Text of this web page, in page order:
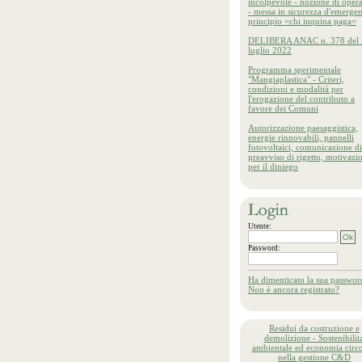
- messa in sicurezza
principio =chi inquina paga=
DELIBERA ANAC n. 378 del
luglio 2022
Programma sperimentale
"Mangiaplastica" - Criteri,
condizioni e modalità per
l'erogazione del contributo a
favore dei Comuni
Autorizzazione paesaggistica,
energie rinnovabili, pannelli
fotovoltaici, comunicazione di
preavviso di rigetto,
per il diniego
Utente:
Password:
Ha dimenticato la sua
Non è ancora registrato?
Residui da costruzione e
demolizione -
ambientale ed economia
nella gestione C&D